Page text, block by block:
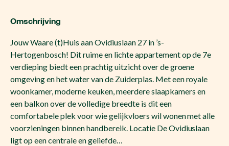
Omschrijving
Jouw Waare (t)Huis aan Ovidiuslaan 27 in ’s-
Hertogenbosch! Dit ruime en lichte appartement op de 7e
verdieping biedt een prachtig uitzicht over de groene
omgeving en het water van de Zuiderplas. Met een royale
woonkamer, moderne keuken, meerdere slaapkamers en
een balkon over de volledige breedte is dit een
comfortabele plek voor wie gelijkvloers wil wonen met alle
voorzieningen binnen handbereik. Locatie De Ovidiuslaan
ligt op een centrale en geliefde…